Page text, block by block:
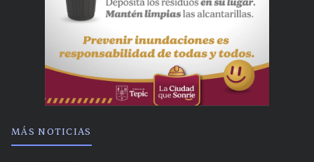
MÁS NOTICIAS